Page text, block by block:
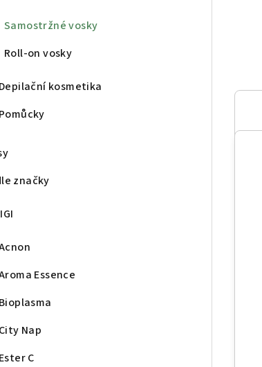
Samostržné vosky
Roll-on vosky
Depilační kosmetika
Pomůcky
značky
Essence
Bioplasma
City Nap
Ester C